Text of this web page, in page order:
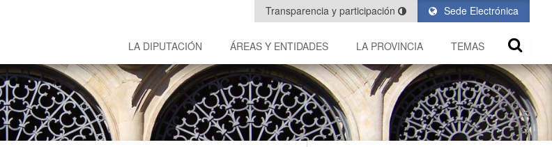
Sede Electrónica
Transparencia y participación
LA DIPUTACIÓN ÁREAS Y ENTIDADES LA PROVINCIA TEMAS